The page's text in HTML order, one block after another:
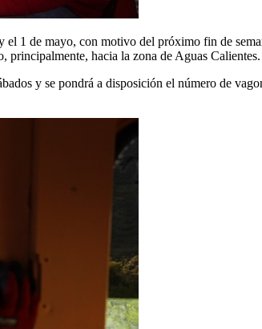
el 1 de mayo, con motivo del próximo fin de
principalmente, hacia la zona de Aguas Calientes.
y se pondrá a disposición el número de